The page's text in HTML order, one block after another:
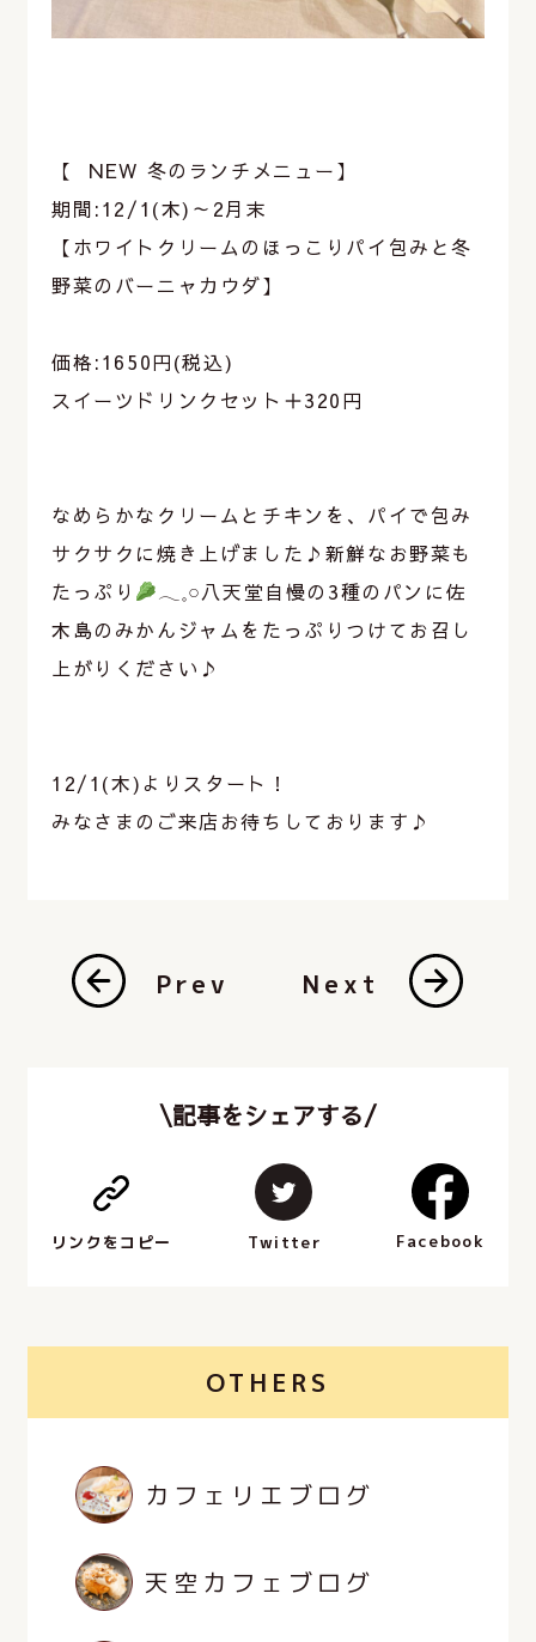
【⠀NEW 冬のランチメニュー】
期間:12/1(木)～2月末
【ホワイトクリームのほっこりパイ包みと冬
野菜のバーニャカウダ】
価格:1650円(税込)
スイーツドリンクセット＋320円
なめらかなクリームとチキンを、パイで包み
サクサクに焼き上げました♪新鮮なお野菜も
たっぷり
𓂃𓈒𓏸八天堂自慢の3種のパンに佐
木島のみかんジャムをたっぷりつけてお召し
上がりください♪
12/1(木)よりスタート！
みなさまのご来店お待ちしております♪
Prev Next
\記事をシェアする/
リンクをコピー Twitter Facebook
OTHERS
カフェリエブログ
天空カフェブログ